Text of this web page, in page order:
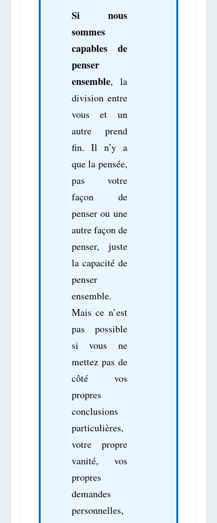
Si nous
sommes
capables de
penser
ensemble, la
division entre
vous et un
autre prend
fin. Il n’y a
que la pensée,
pas votre
façon de
penser ou une
autre façon de
penser, juste
la capacité de
penser
ensemble.
Mais ce n’est
pas possible
si vous ne
mettez pas de
côté vos
propres
conclusions
particulières,
votre propre
vanité, vos
propres
demandes
personnelles,